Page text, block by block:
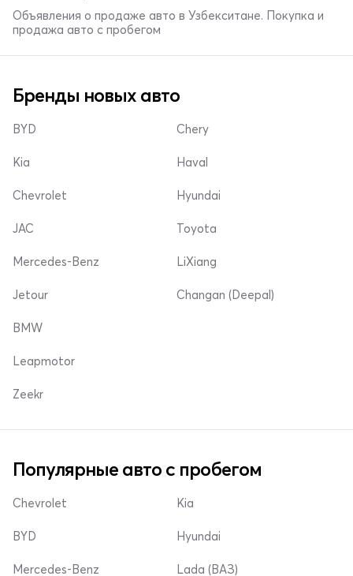
Объявления о продаже авто в Узбекситане. Покупка и
продажа авто с пробегом
Бренды новых авто
BYD
Kia
Chevrolet
Chery
Haval
Hyundai
JAC
Mercedes-Benz
Jetour
Toyota
LiXiang
Changan (Deepal)
BMW
Leapmotor
Zeekr
Популярные авто с пробегом
Chevrolet
BYD
Mercedes-Benz
Kia
Hyundai
Lada (ВАЗ)